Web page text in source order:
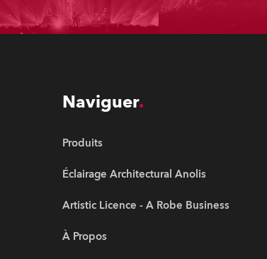
Naviguer
Produits
Éclairage Architectural Anolis
Artistic Licence - A Robe Business
À Propos